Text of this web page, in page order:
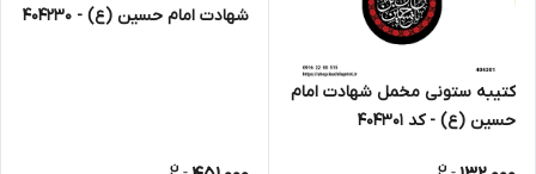
کتیبه ستونی مخمل شهادت امام
حسین (ع) - کد 404301
شهادت امام حسین (ع) - 404230